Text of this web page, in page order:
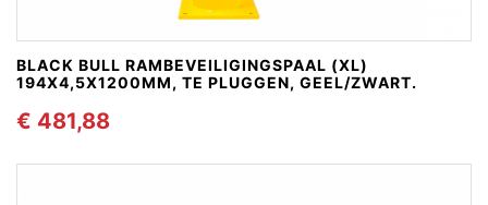
BLACK BULL RAMBEVEILIGINGSPAAL (XL)
194X4,5X1200MM, TE PLUGGEN, GEEL/ZWART.
€ 481,88